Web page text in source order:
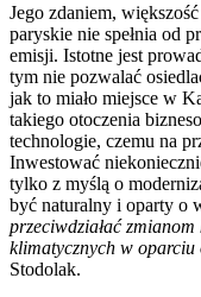
Jego zdaniem,
paryskie nie spełnia od
emisji. Istotne jest
tym nie pozwalać
jak to miało miejsce w
takiego otoczenia
technologie, czemu na
Inwestować
tylko z myślą o
być naturalny i oparty o
przeciwdziałać
klimatycznych w
Stodolak.